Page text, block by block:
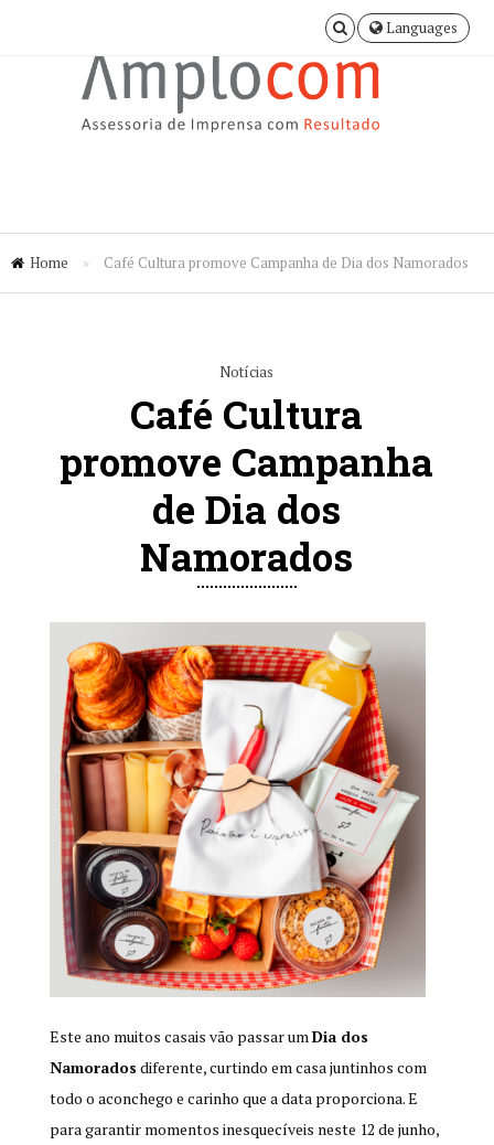
Languages
Home » Café Cultura promove Campanha de Dia dos Namorados
Notícias
Café Cultura
promove Campanha
de Dia dos
Namorados
Este ano muitos casais vão passar umDia dos
Namorados diferente, curtindo em casa juntinhos com
todo o aconchego e carinho que a data proporciona. E
para garantir momentos inesquecíveis neste 12 de junho,